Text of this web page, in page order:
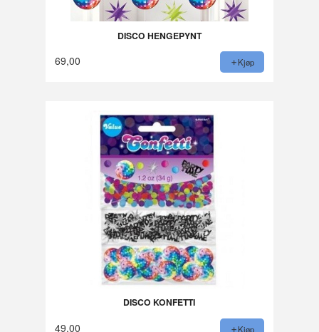
DISCO HENGEPYNT
69,00 Kjøp
DISCO KONFETTI
49,00 Kjøp